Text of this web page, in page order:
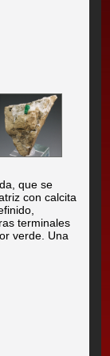
que se
con calcita
terminales
verde. Una